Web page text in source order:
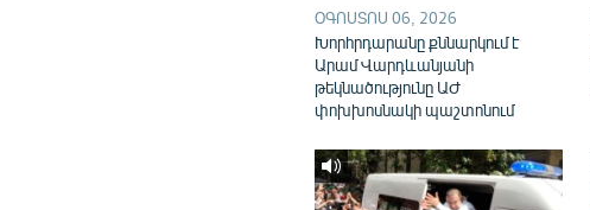
ՕԳՈՍՏՈՍ 06, 2026
Խորհրդարանը քննարկում է
Արամ Վարդևանյանի
թեկնածությունը ԱԺ
փոխխոսնակի պաշտոնում